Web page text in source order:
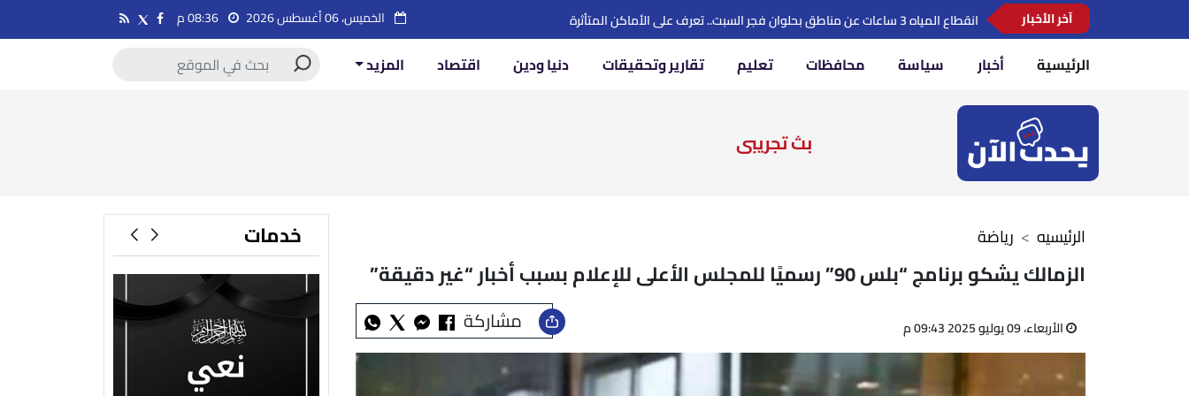
آخر الأخبار مدبولي: لدينا مخزون سلعي يكفي لتلبية احتياجات الاستهلاك المحلي لفترات آمنة الخميس، 06 أغسطس 2026
الرئيسية أخبار سياسة محافظات تعليم تقارير وتحقيقات دنيا ودين اقتصاد المزيد
بث تجريبى
رياضة الرئيسيه
الزمالك يشكو برنامج “بلس 90” رسميًا للمجلس الأعلى للإعلام بسبب أخبار “غير دقيقة”
الأربعاء، 09 يوليو 2025 09:43 م مشاركة
خدمات